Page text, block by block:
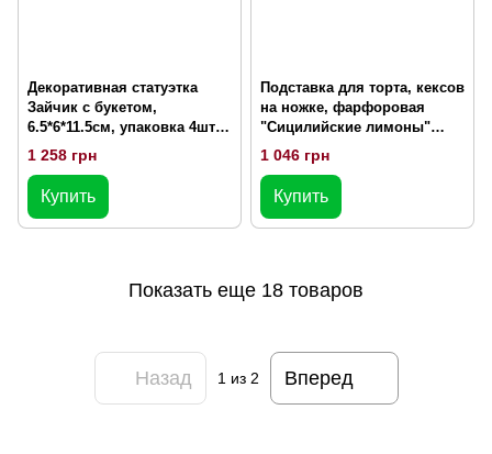
Декоративная статуэтка
Зайчик с букетом,
6.5*6*11.5см, упаковка 4шт.
(K07-790)
1 258 грн
Купить
Подставка для торта, кексов
на ножке, фарфоровая
"Сицилийские лимоны"
27.5*12см., (K110)
1 046 грн
Купить
Показать еще 18 товаров
Назад 1 из 2 Вперед